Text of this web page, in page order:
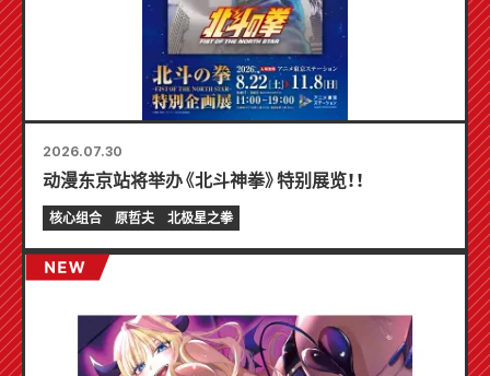
2026.07.30
动漫东京站将举办《北斗神拳》特别展览！！
核心组合 原哲夫 北极星之拳